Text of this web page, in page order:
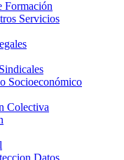
Formación
Servicios
Socioeconómico
Colectiva